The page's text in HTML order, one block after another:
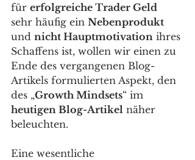
für erfolgreiche Trader Geld
sehr häufig ein Nebenprodukt
und nicht Hauptmotivation ihres
Schaffens ist, wollen wir einen zu
Ende des vergangenen Blog-
Artikels formulierten Aspekt, den
des „Growth Mindsets“ im
heutigen Blog-Artikel näher
beleuchten.
Eine wesentliche